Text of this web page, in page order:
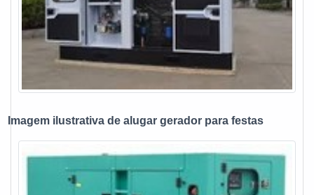
melhor qualidade em produtos e serviços para conseguir
superar as expectativas de seus clientes, alcançando sua
máxima satisfação.
Imagem ilustrativa de alugar gerador para festas